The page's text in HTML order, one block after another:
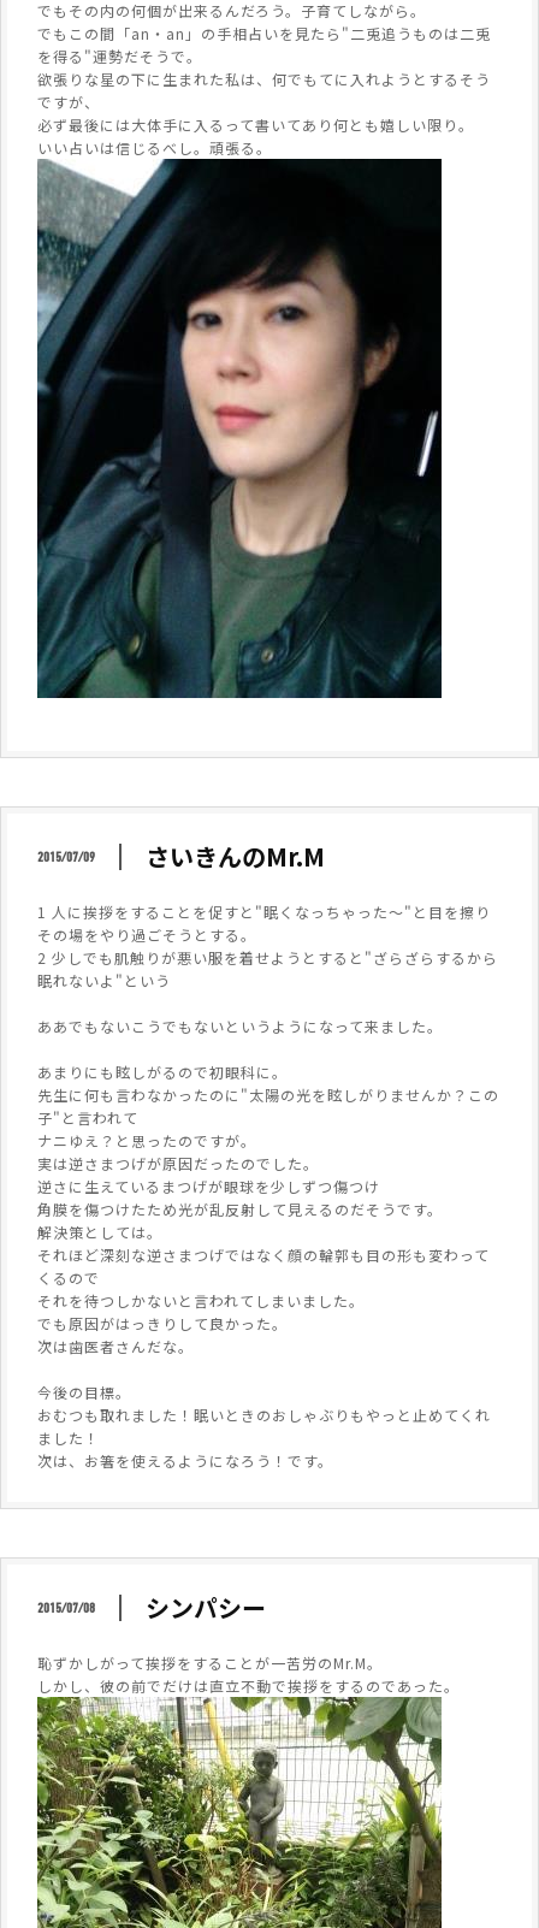
でもその内の何個が出来るんだろう。子育てしながら。
でもこの間「an・an」の手相占いを見たら"二兎追うものは二兎
を得る"運勢だそうで。
欲張りな星の下に生まれた私は、何でもてに入れようとするそう
ですが、
必ず最後には大体手に入るって書いてあり何とも嬉しい限り。
いい占いは信じるべし。頑張る。
2015/07/09 さいきんのMr.M
1 人に挨拶をすることを促すと"眠くなっちゃった～"と目を擦り
その場をやり過ごそうとする。
2 少しでも肌触りが悪い服を着せようとすると"ざらざらするから
眠れないよ"という
ああでもないこうでもないというようになって来ました。
あまりにも眩しがるので初眼科に。
先生に何も言わなかったのに"太陽の光を眩しがりませんか？この
子"と言われて
ナニゆえ？と思ったのですが。
実は逆さまつげが原因だったのでした。
逆さに生えているまつげが眼球を少しずつ傷つけ
角膜を傷つけたため光が乱反射して見えるのだそうです。
解決策としては。
それほど深刻な逆さまつげではなく顔の輪郭も目の形も変わって
くるので
それを待つしかないと言われてしまいました。
でも原因がはっきりして良かった。
次は歯医者さんだな。
今後の目標。
おむつも取れました！眠いときのおしゃぶりもやっと止めてくれ
ました！
次は、お箸を使えるようになろう！です。
2015/07/08 シンパシー
恥ずかしがって挨拶をすることが一苦労のMr.M。
しかし、彼の前でだけは直立不動で挨拶をするのであった。